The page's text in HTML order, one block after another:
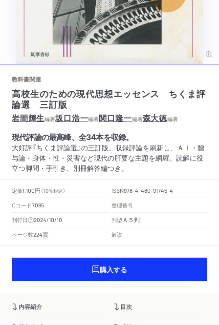
教科書関連
高校生のための現代思想エッセンス ちくま評
論選 三訂版
岩間輝生編著坂口浩一編著関口隆一編著森大徳編著
現代評論の最高峰、全34本を収録。
大好評『ちくま評論選』の三訂版。収録評論を刷新し、ＡＩ・贈
与論・身体・性・災害など現代の肝要な主題を網羅。読解に役
立つ脚問・手引き、別冊解答編つき。
定価1,100円 （10％税込） ISBN978-4-480-91745-4
Cコード7095
整理番号
刊行日
2024/10/10 判型 Ａ５判
ページ数224頁 解説
購入する
内容紹介 目次